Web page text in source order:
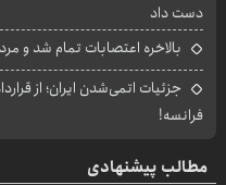
دست داد
بالاخره اعتصابات تمام شد و
جزئیات اتمی‌شدن ایران؛ از
فرانسه!
مطالب پیشنهادی